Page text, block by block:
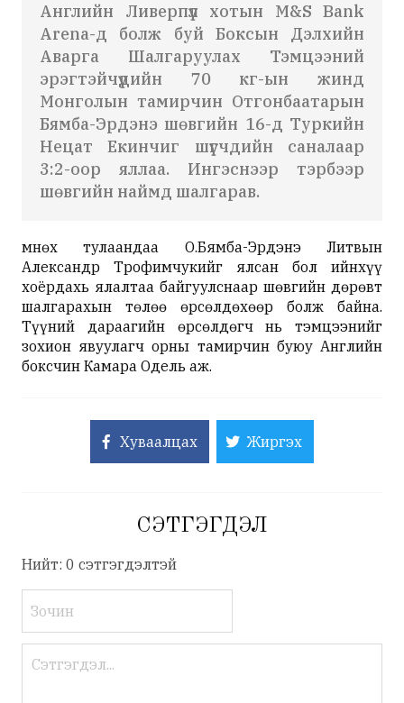
Английн Ливерпүүл хотын M&S Bank
Arena-д болж буй Боксын Дэлхийн
Аварга Шалгаруулах Тэмцээний
эрэгтэйчүүдийн 70 кг-ын жинд
Монголын тамирчин Отгонбаатарын
Бямба-Эрдэнэ шөвгийн 16-д Туркийн
Нецат Екинчиг шүүгчдийн саналаар
3:2-оор яллаа. Ингэснээр тэрбээр
шөвгийн наймд шалгарав.
Өмнөх тулаандаа О.Бямба-Эрдэнэ Литвын
Александр Трофимчукийг ялсан бол ийнхүү
хоёрдахь ялалтаа байгуулснаар шөвгийн дөрөвт
шалгарахын төлөө өрсөлдөхөөр болж байна.
Түүний дараагийн өрсөлдөгч нь тэмцээнийг
зохион явуулагч орны тамирчин буюу Английн
боксчин Камара Одель аж.
Хуваалцах Жиргэх
СЭТГЭГДЭЛ
Нийт: 0 сэтгэгдэлтэй